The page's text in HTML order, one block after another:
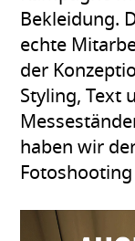
Bekleidung.
echte
der
Styling, Text
haben wir